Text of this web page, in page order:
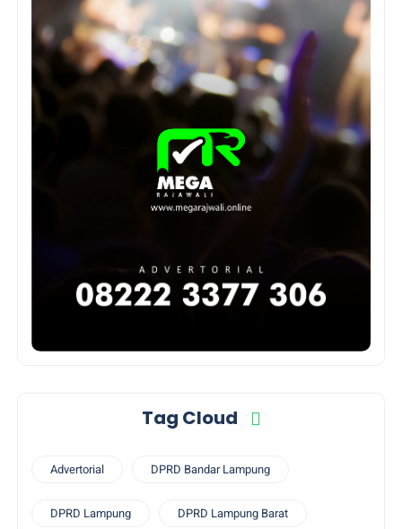
Tag Cloud
Advertorial DPRD Bandar Lampung
DPRD Lampung DPRD Lampung Barat